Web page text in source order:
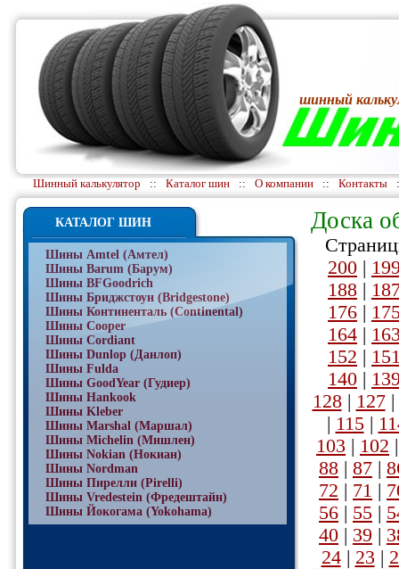
шинный
Шинный калькулятор :: Каталог шин :: О компании :: Контакты
КАТАЛОГ ШИН
Шины Amtel (Амтел)
Шины Barum (Барум)
Шины BFGoodrich
Шины Бриджстоун (Bridgestone)
Шины Континенталь (Continental)
Шины Cooper
Шины Cordiant
Шины Dunlop (Данлоп)
Шины Fulda
Шины GoodYear (Гудиер)
Шины Hankook
Шины Kleber
Шины Marshal (Маршал)
Шины Michelin (Мишлен)
Шины Nokian (Нокиан)
Шины Nordman
Шины Пирелли (Pirelli)
Шины Vredestein (Фредештайн)
Шины Йокогама (Yokohama)
Доска
200 |
188 |
176 |
164 |
152 |
140 |
128| 127|
| 115|
103 | 102
88 | 87 |
72 | 71 |
56 | 55 |
40 | 39 |
24| 23 |